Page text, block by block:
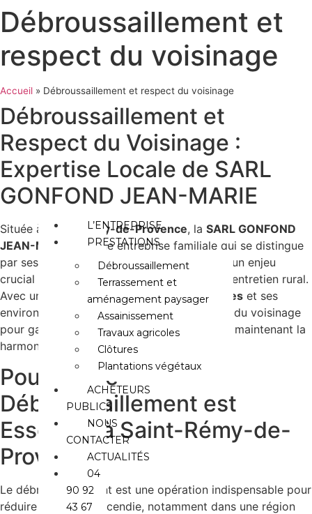
Aller
au
L’ENTREPRISE
PRESTATIONS
Débroussaillement
Terrassement et
aménagement paysager
Assainissement
Travaux agricoles
Clôtures
Plantations végétaux
ACHETEURS
PUBLICS
NOUS
CONTACTER
ACTUALITÉS
04
90 92
43 67
Débroussaillement et
respect du voisinage
Accueil » Débroussaillement et respect du voisinage
Débroussaillement et
Respect du Voisinage :
Expertise Locale de SARL
GONFOND JEAN-MARIE
Située à Saint-Rémy-de-Provence, la SARL GONFOND
JEAN-MARIE
est une entreprise familiale qui se distingue
par ses interventions en débroussaillement, un enjeu
crucial pour la prévention des incendies et l’entretien rural.
Avec une expertise reconnue dans lesAlpilles et ses
environs, elle conjugue efficacité et respect du voisinage
pour garantir des travaux de qualité tout en maintenant la
harmonie locale.
Pourquoi le
Débroussaillement est
Essentiel à Saint-Rémy-de-
Provence
Le débroussaillement est une opération indispensable pour
réduire le risque d’incendie, notamment dans une région